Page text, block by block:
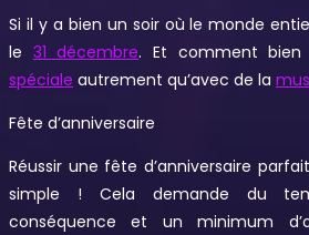
Si il y a bien un soir où le monde
le 31 décembre. Et comment bien
spéciale autrement qu’avec de la
Fête d’anniversaire
Réussir une fête d’anniversaire
simple ! Cela demande du
conséquence et un minimum